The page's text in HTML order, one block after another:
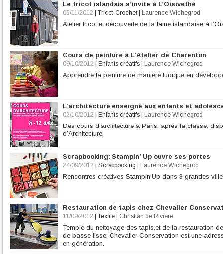
Le tricot islandais s’invite à L’Oisivethé
05/11/2012 Tricot-Crochet| Laurence Wichegrod
Atelier tricot et découverte de la laine islandaise à
Cours de peinture à L’Atelier de Charenton
09/10/2012 Enfants créatifs Laurence Wichegrod
Apprendre la peinture de manière ludique en
L’architecture enseigné aux enfants et
02/10/2012 Enfants créatifs Laurence Wichegrod
Des cours d’architecture à Paris, après la classe,
d’Architecture.
Scrapbooking: Stampin’ Up ouvre ses portes
24/09/2012 Scrapbooking Laurence Wichegrod
Rencontres créatives Stampin’Up dans 3 grandes
Restauration de tapis chez Chevalier
11/09/2012 Textile Christian de Rivière
Temple du nettoyage des tapis,et de la restauration
de basse lisse, Chevalier Conservation est une
en génération.